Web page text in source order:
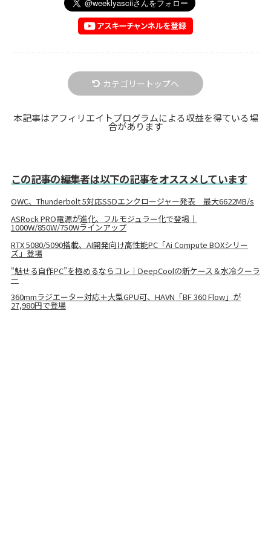
カテゴリートップへ
本記事はアフィリエイトプログラムによる収益を得ている場
合があります
この記事の編集者は以下の記事をオススメしています
OWC、Thunderbolt 5対応SSDエンクロージャー発表 最大6622MB/s
ASRock PRO電源が進化、フルモジュラー化で登場｜
1000W/850W/750Wラインアップ
RTX 5080/5090搭載、AI開発向け高性能PC「Ai Compute BOXシリー
ズ」登場
“魅せる自作PC”を極めるならコレ｜DeepCoolの新ケース＆水冷クーラ
ー
360mmラジエーター対応＋大型GPU可、HAVN「BF 360 Flow」が
27,980円で登場